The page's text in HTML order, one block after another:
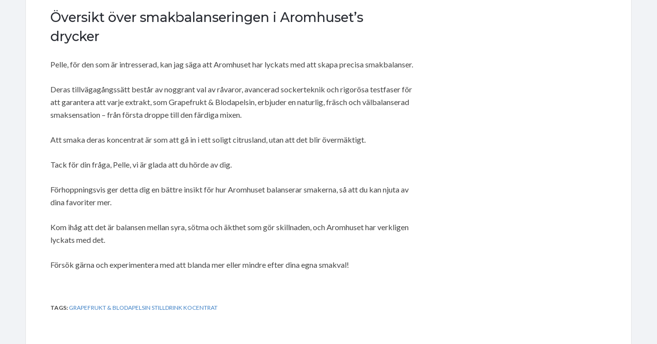
Översikt över smakbalanseringen i Aromhuset’s
drycker
Pelle, för den som är intresserad, kan jag säga att Aromhuset har lyckats med att skapa precisa smakbalanser.
Deras tillvägagångssätt består av noggrant val av råvaror, avancerad sockerteknik och rigorösa testfaser för
att garantera att varje extrakt, som Grapefrukt & Blodapelsin, erbjuder en naturlig, fräsch och välbalanserad
smaksensation – från första droppe till den färdiga mixen.
Att smaka deras koncentrat är som att gå in i ett soligt citrusland, utan att det blir övermäktigt.
Tack för din fråga, Pelle, vi är glada att du hörde av dig.
Förhoppningsvis ger detta dig en bättre insikt för hur Aromhuset balanserar smakerna, så att du kan njuta av
dina favoriter mer.
Kom ihåg att det är balansen mellan syra, sötma och äkthet som gör skillnaden, och Aromhuset har verkligen
lyckats med det.
Försök gärna och experimentera med att blanda mer eller mindre efter dina egna smakval!
TAGS: GRAPEFRUKT & BLODAPELSIN STILLDRINK KOCENTRAT